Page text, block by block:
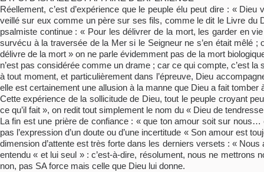
Réellement, c’est d’expérience que le peuple élu peut dire : «
veillé sur eux comme un père sur ses fils, comme le dit le Livre du
psalmiste continue : « Pour les délivrer de la mort, les garder en
survécu à la traversée de la Mer si le Seigneur ne s’en était mêlé
délivre de la mort » on ne parle évidemment pas de la mort
n’est pas considérée comme un drame ; car ce qui compte, c’est
à tout moment, et particulièrement dans l’épreuve, Dieu
elle est certainement une allusion à la manne que Dieu a fait
Cette expérience de la sollicitude de Dieu, tout le peuple croyant
ce qu’il fait », on redit tout simplement le nom du « Dieu de
La fin est une prière de confiance : « que ton amour soit sur
pas l’expression d’un doute ou d’une incertitude « Son amour est
dimension d’attente est très forte dans les derniers versets : «
entendu « et lui seul » : c’est-à-dire, résolument, nous ne mettrons
non, pas SA force mais celle que Dieu lui donne.